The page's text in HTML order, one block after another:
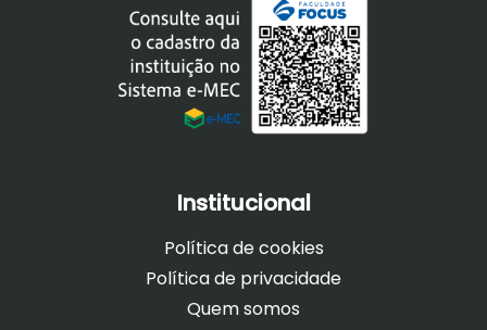
Institucional
Política de cookies
Política de privacidade
Quem somos